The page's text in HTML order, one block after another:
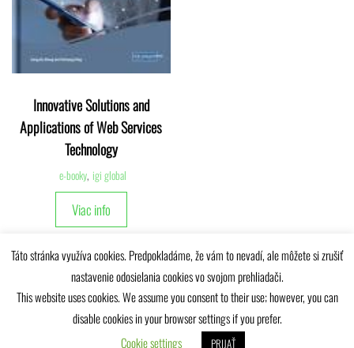
Innovative Solutions and
Applications of Web Services
Technology
e-booky, igi global
Viac info
Univerzitná knižnica Žilinskej univerzity © 2025
Táto stránka využíva cookies. Predpokladáme, že vám to nevadí, ale môžete si zrušiť
nastavenie odosielania cookies vo svojom prehliadači.
This website uses cookies. We assume you consent to their use; however, you can
disable cookies in your browser settings if you prefer.
Cookie settings
PRIJAŤ